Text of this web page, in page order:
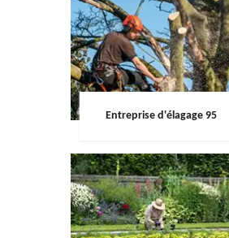
Entreprise d'élagage 95